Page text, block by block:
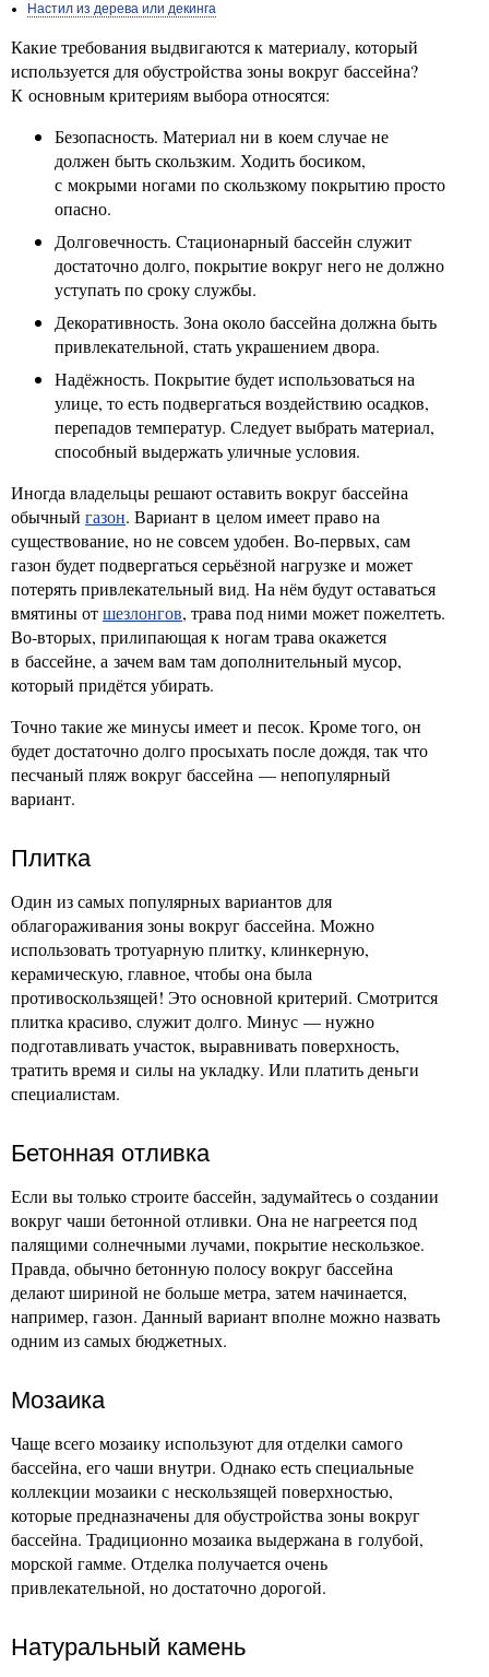
Настил из дерева или декинга
Какие требования выдвигаются к материалу, который
используется для обустройства зоны вокруг бассейна?
К основным критериям выбора относятся:
Безопасность. Материал ни в коем случае не
должен быть скользким. Ходить босиком,
с мокрыми ногами по скользкому покрытию просто
опасно.
Долговечность. Стационарный бассейн служит
достаточно долго, покрытие вокруг него не должно
уступать по сроку службы.
Декоративность. Зона около бассейна должна быть
привлекательной, стать украшением двора.
Надёжность. Покрытие будет использоваться на
улице, то есть подвергаться воздействию осадков,
перепадов температур. Следует выбрать материал,
способный выдержать уличные условия.
Иногда владельцы решают оставить вокруг бассейна
обычный газон. Вариант в целом имеет право на
существование, но не совсем удобен. Во-первых, сам
газон будет подвергаться серьёзной нагрузке и может
потерять привлекательный вид. На нём будут оставаться
вмятины отшезлонгов, трава под ними может пожелтеть.
Во-вторых, прилипающая к ногам трава окажется
в бассейне, а зачем вам там дополнительный мусор,
который придётся убирать.
Точно такие же минусы имеет и песок. Кроме того, он
будет достаточно долго просыхать после дождя, так что
песчаный пляж вокруг бассейна — непопулярный
вариант.
Плитка
Один из самых популярных вариантов для
облагораживания зоны вокруг бассейна. Можно
использовать тротуарную плитку, клинкерную,
керамическую, главное, чтобы она была
противоскользящей! Это основной критерий. Смотрится
плитка красиво, служит долго. Минус — нужно
подготавливать участок, выравнивать поверхность,
тратить время и силы на укладку. Или платить деньги
специалистам.
Бетонная отливка
Если вы только строите бассейн, задумайтесь о создании
вокруг чаши бетонной отливки. Она не нагреется под
палящими солнечными лучами, покрытие нескользкое.
Правда, обычно бетонную полосу вокруг бассейна
делают шириной не больше метра, затем начинается,
например, газон. Данный вариант вполне можно назвать
одним из самых бюджетных.
Мозаика
Чаще всего мозаику используют для отделки самого
бассейна, его чаши внутри. Однако есть специальные
коллекции мозаики с нескользящей поверхностью,
которые предназначены для обустройства зоны вокруг
бассейна. Традиционно мозаика выдержана в голубой,
морской гамме. Отделка получается очень
привлекательной, но достаточно дорогой.
Натуральный камень